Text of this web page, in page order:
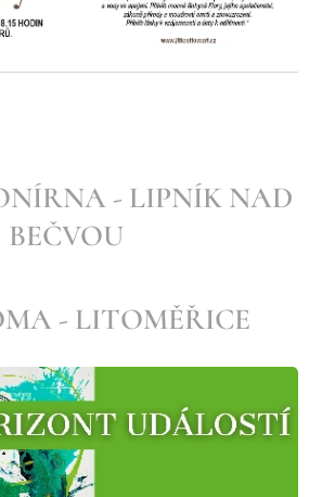
- LIPNÍK NAD
BEČVOU
- LITOMĚŘICE